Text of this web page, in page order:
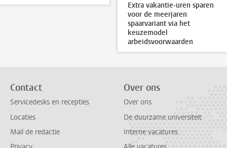
Extra vakantie-uren sparen
voor de meerjaren
spaarvariant via het
keuzemodel
arbeidsvoorwaarden
Contact
Servicedesks en recepties
Locaties
Mail de redactie
Over ons
Over ons
De duurzame universiteit
Interne vacatures